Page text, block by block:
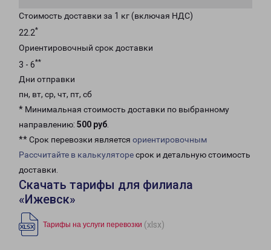
Стоимость доставки за 1 кг (включая НДС)
22.2*
Ориентировочный срок доставки
3 - 6**
Дни отправки
пн, вт, ср, чт, пт, сб
* Минимальная стоимость доставки по выбранному
направлению: 500 руб.
** Срок перевозки является ориентировочным
Рассчитайте в калькуляторесрок и детальную стоимость
доставки.
Скачать тарифы для филиала
«Ижевск»
Тарифы на услуги перевозки (xlsx)